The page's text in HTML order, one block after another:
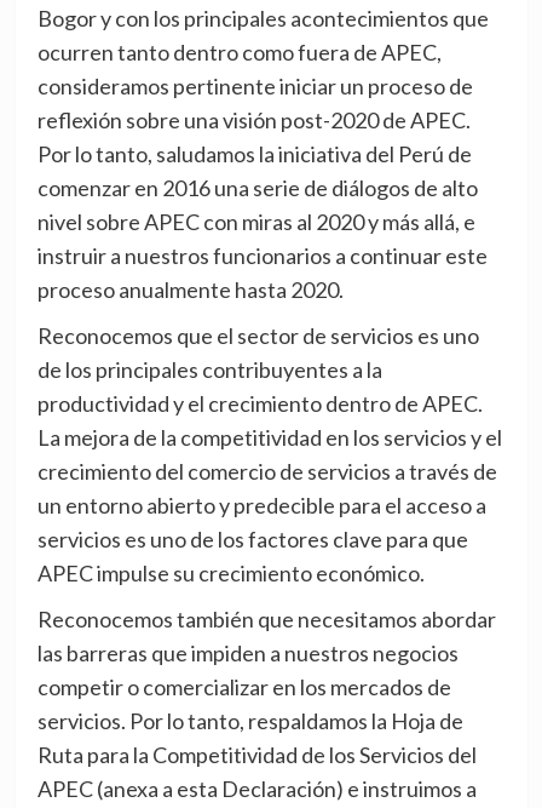
Bogor y con los principales acontecimientos que
ocurren tanto dentro como fuera de APEC,
consideramos pertinente iniciar un proceso de
reflexión sobre una visión post-2020 de APEC.
Por lo tanto, saludamos la iniciativa del Perú de
comenzar en 2016 una serie de diálogos de alto
nivel sobre APEC con miras al 2020 y más allá, e
instruir a nuestros funcionarios a continuar este
proceso anualmente hasta 2020.
Reconocemos que el sector de servicios es uno
de los principales contribuyentes a la
productividad y el crecimiento dentro de APEC.
La mejora de la competitividad en los servicios y el
crecimiento del comercio de servicios a través de
un entorno abierto y predecible para el acceso a
servicios es uno de los factores clave para que
APEC impulse su crecimiento económico.
Reconocemos también que necesitamos abordar
las barreras que impiden a nuestros negocios
competir o comercializar en los mercados de
servicios. Por lo tanto, respaldamos la Hoja de
Ruta para la Competitividad de los Servicios del
APEC (anexa a esta Declaración) e instruimos a